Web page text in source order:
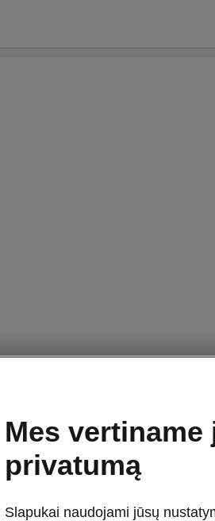
Mes vertiname
privatumą
Slapukai naudojami jūsų